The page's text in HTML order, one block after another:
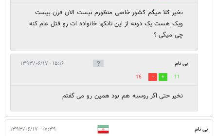
نخیر کلا میگم کشور خاصی منظورم نیست الان قرن بیست
ویک هست یک دونه از این تانکها خانواده ات رو قتل عام کنه
چی میگی ؟
بی نام ۱۵:۱۶ - ۱۳۹۳/۰۶/۱۷
11
16
نخیر حتی اگر روسیه هم بود همین رو می گفتم
بی نام ۰۷:۳۹ - ۱۳۹۳/۰۶/۱۷